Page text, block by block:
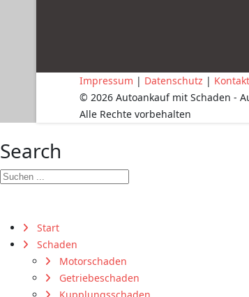
Impressum | Datenschutz | Kontakt
© 2026 Autoankauf mit Schaden -
Alle Rechte vorbehalten
Search
Start
Schaden
Motorschaden
Getriebeschaden